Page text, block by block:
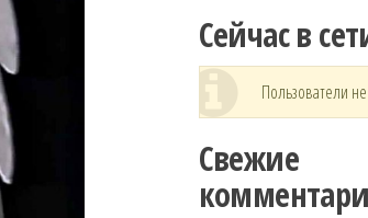
Сейчас в
Пользователи
Свежие